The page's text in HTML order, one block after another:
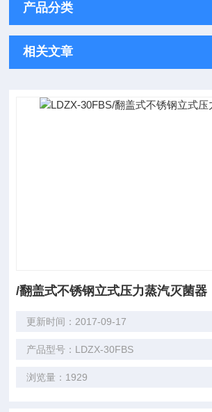
产品分类
相关文章
/翻盖式不锈钢立式压力蒸汽灭菌器
更新时间：2017-09-17
产品型号：LDZX-30FBS
浏览量：1929